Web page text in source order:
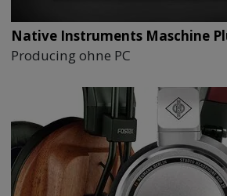
Native Instruments Maschine
Producing ohne PC